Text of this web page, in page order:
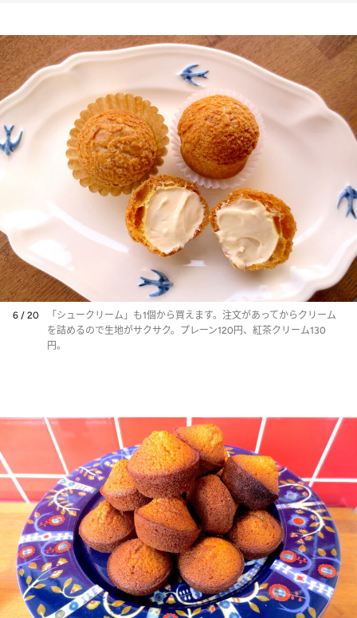
6 / 20
「シュークリーム」も1個から買えます。注文があってからクリーム
を詰めるので生地がサクサク。プレーン120円、紅茶クリーム130
円。